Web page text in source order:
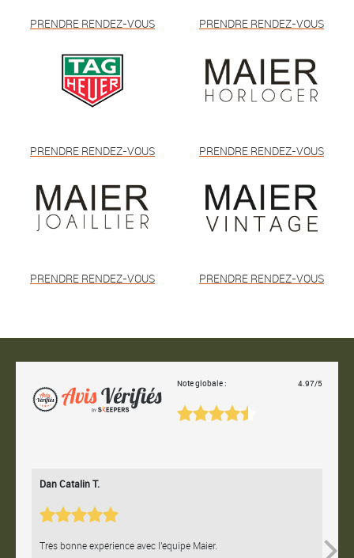
PRENDRE RENDEZ-VOUS PRENDRE RENDEZ-VOUS
PRENDRE RENDEZ-VOUS PRENDRE RENDEZ-VOUS
PRENDRE RENDEZ-VOUS PRENDRE RENDEZ-VOUS
Note globale : 4.97/5
Dan Catalin T.
Très bonne expérience avec l'équipe Maier.